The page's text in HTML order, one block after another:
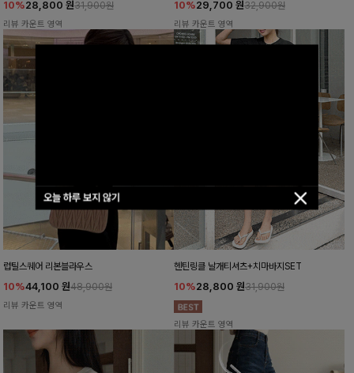
오늘 하루 보지 않기
10%28,800 원31,900원
리뷰 카운트 영역
10%29,700 원32,900원
리뷰 카운트 영역
럽틸스퀘어 리본블라우스
10%44,100 원48,900원
리뷰 카운트 영역
헨틴링클 날개티셔츠+치마바지SET
10%28,800 원31,900원
리뷰 카운트 영역